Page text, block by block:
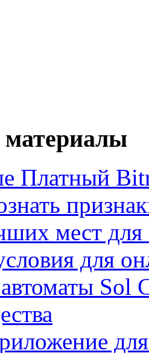
материалы
Платный
мест для
для
Sol